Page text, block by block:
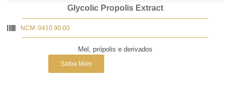
Glycolic Propolis Extract
NCM: 0410.90.00
Mel, própolis e derivados
Saiba Mais